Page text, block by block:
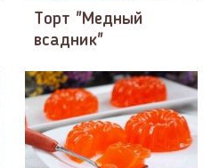
Торт "Медный
всадник"